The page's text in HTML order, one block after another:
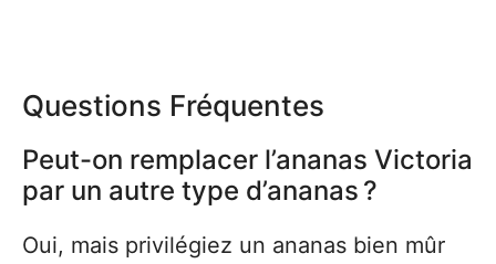
Questions Fréquentes
Peut-on remplacer l’ananas Victoria
par un autre type d’ananas ?
Oui, mais privilégiez un ananas bien mûr